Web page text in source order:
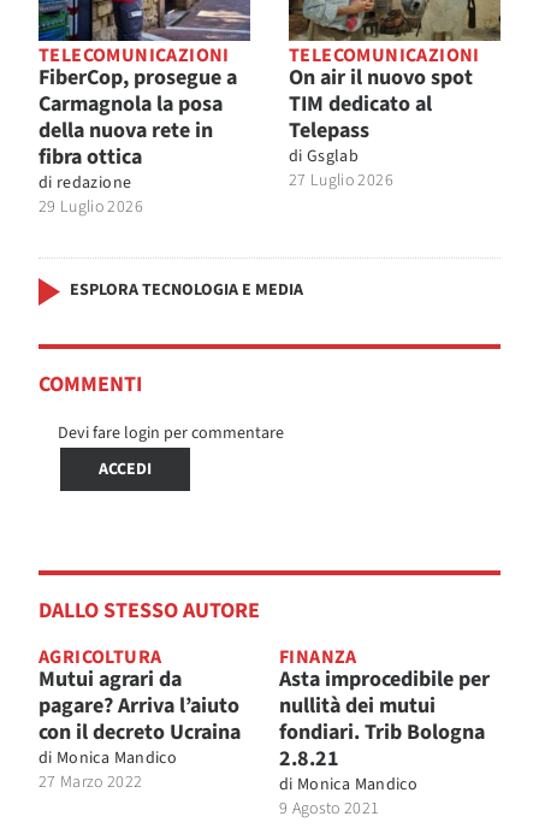
TELECOMUNICAZIONI
FiberCop, prosegue a
Carmagnola la posa
della nuova rete in
fibra ottica
di redazione
29 Luglio 2026
TELECOMUNICAZIONI
On air il nuovo spot
TIM dedicato al
Telepass
di Gsglab
27 Luglio 2026
ESPLORA TECNOLOGIA E MEDIA
COMMENTI
Devi fare login per commentare
ACCEDI
DALLO STESSO AUTORE
AGRICOLTURA
Mutui agrari da
pagare? Arriva l’aiuto
con il decreto Ucraina
di Monica Mandico
27 Marzo 2022
FINANZA
Asta improcedibile per
nullità dei mutui
fondiari. Trib Bologna
2.8.21
di Monica Mandico
9 Agosto 2021